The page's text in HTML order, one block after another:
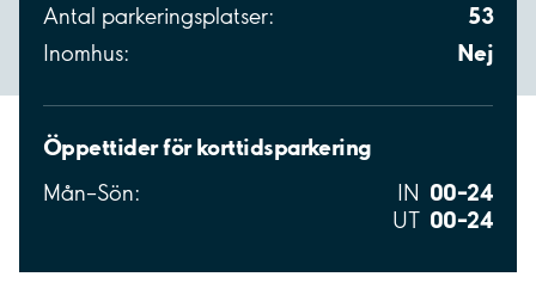
Antal parkeringsplatser: 53
Inomhus: Nej
Öppettider för korttidsparkering
Mån–Sön: IN 00–24
UT 00–24